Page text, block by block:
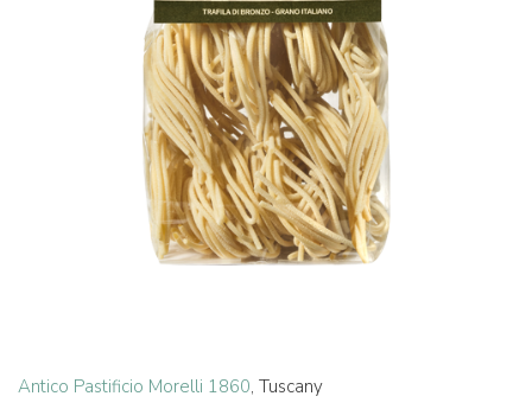
Antico Pastificio Morelli 1860, Tuscany